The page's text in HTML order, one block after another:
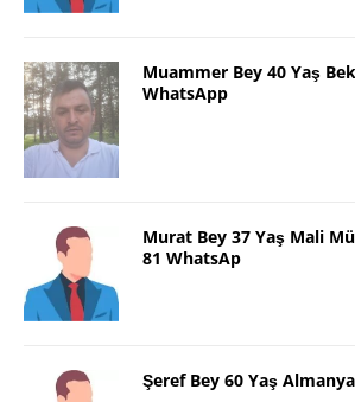
Muammer Bey 40 Yaş
WhatsApp
Murat Bey 37 Yaş Mali
81 WhatsAp
Şeref Bey 60 Yaş